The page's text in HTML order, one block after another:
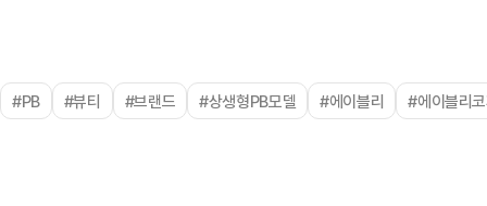
#PB #뷰티 #브랜드 #상생형PB모델 #에이블리 #에이블리